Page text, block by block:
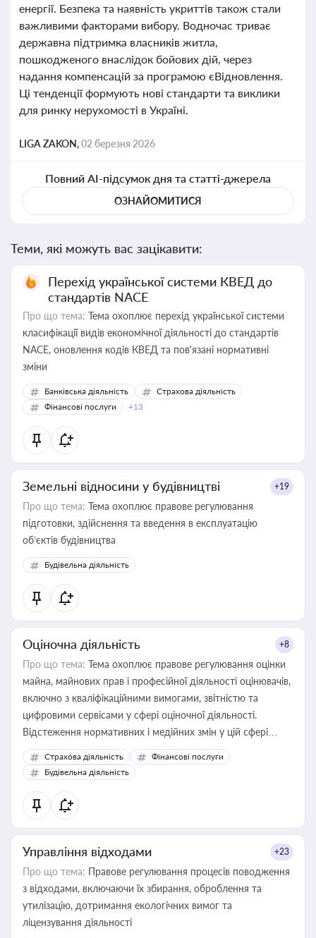
енергії. Безпека та наявність укриттів також стали
важливими факторами вибору. Водночас триває
державна підтримка власників житла,
пошкодженого внаслідок бойових дій, через
надання компенсацій за програмою єВідновлення.
Ці тенденції формують нові стандарти та виклики
для ринку нерухомості в Україні.
LIGA ZAKON,02 березня 2026
Повний AI-підсумок дня та статті-джерела
ОЗНАЙОМИТИСЯ
Теми, які можуть вас зацікавити:
Перехід української системи КВЕД до
стандартів NACE
Про що тема: Тема охоплює перехід української системи
класифікації видів економічної діяльності до стандартів
NACE, оновлення кодів КВЕД та пов'язані нормативні
зміни
Банківська діяльність
Страхова діяльність
Фінансові послуги
+13
Земельні відносини у будівництві +19
Про що тема: Тема охоплює правове регулювання
підготовки, здійснення та введення в експлуатацію
об’єктів будівництва
Будівельна діяльність
Оціночна діяльність +8
Про що тема: Тема охоплює правове регулювання оцінки
майна, майнових прав і професійної діяльності оцінювачів,
включно з кваліфікаційними вимогами, звітністю та
цифровими сервісами у сфері оціночної діяльності.
Відстеження нормативних і медійних змін у цій сфері
корисне для власника бізнесу, керівника, юриста або
бухгалтера під час оподаткування, приватизації, оренди
державного майна, корпоративних угод і перевірки
статусу суб'єктів оціночної діяльності
Страхова діяльність
Фінансові послуги
Будівельна діяльність
Управління відходами +23
Про що тема: Правове регулювання процесів поводження
з відходами, включаючи їх збирання, оброблення та
утилізацію, дотримання екологічних вимог та
ліцензування діяльності